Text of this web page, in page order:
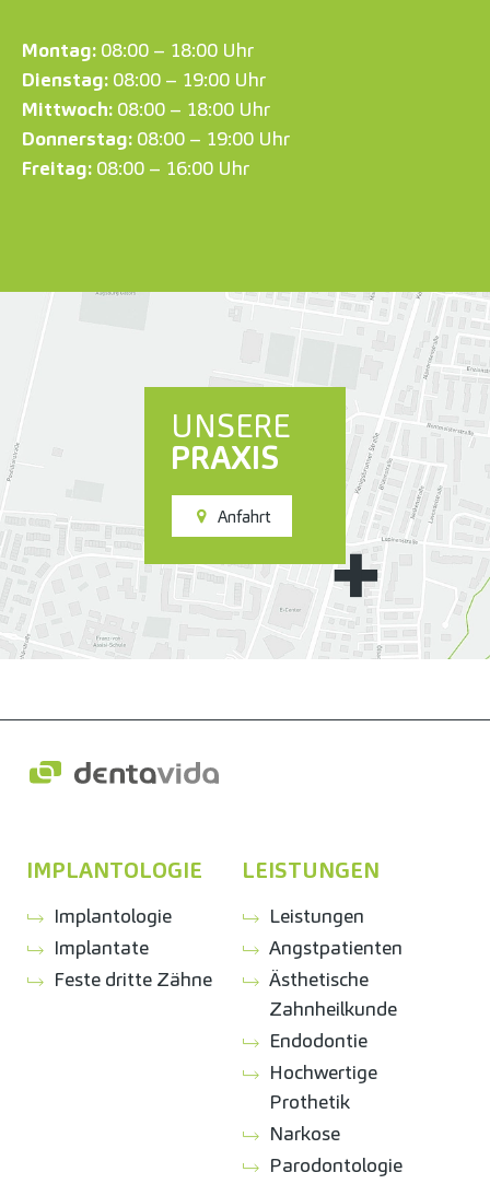
UNSERE
PRAXIS
Anfahrt
Montag: 08:00 – 18:00 Uhr
Dienstag: 08:00 – 19:00 Uhr
Mittwoch: 08:00 – 18:00 Uhr
Donnerstag: 08:00 – 19:00 Uhr
Freitag: 08:00 – 16:00 Uhr
IMPLANTOLOGIE
Implantologie
Implantate
Feste dritte Zähne
LEISTUNGEN
Leistungen
Angstpatienten
Ästhetische
Zahnheilkunde
Endodontie
Hochwertige
Prothetik
Narkose
Parodontologie